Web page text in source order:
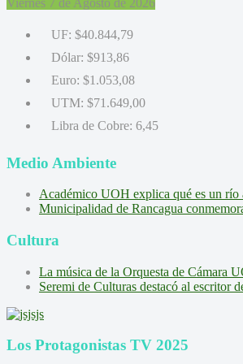
UF: $40.844,79
Dólar: $913,86
Euro: $1.053,08
UTM: $71.649,00
Libra de Cobre: 6,45
Medio Ambiente
Académico UOH explica qué es un río
Municipalidad de Rancagua
Cultura
La música de la Orquesta de Cámara
Seremi de Culturas destacó al escritor
Los Protagonistas TV 2025